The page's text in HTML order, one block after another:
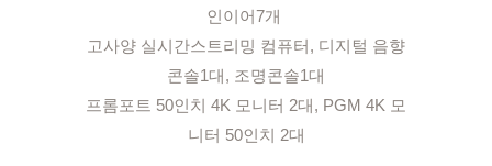
인이어7개
고사양 실시간스트리밍 컴퓨터, 디지털 음향
콘솔1대, 조명콘솔1대
프롬포트 50인치 4K 모니터 2대, PGM 4K 모
니터 50인치 2대